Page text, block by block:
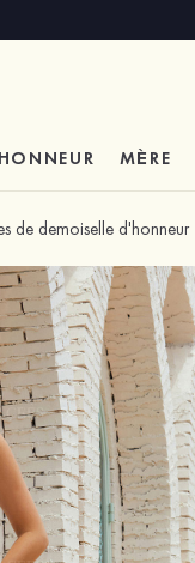
MÈRE
de demoiselle d'honneur